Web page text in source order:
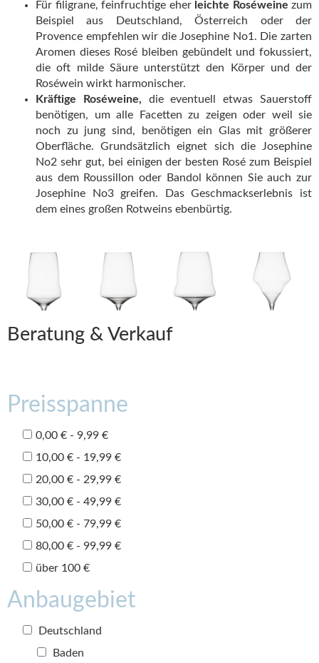
Für filigrane, feinfruchtige eher leichte Roséweine zum
Beispiel aus Deutschland, Österreich oder der
Provence empfehlen wir die Josephine No1. Die zarten
Aromen dieses Rosé bleiben gebündelt und fokussiert,
die oft milde Säure unterstützt den Körper und der
Roséwein wirkt harmonischer.
Kräftige Roséweine, die eventuell etwas Sauerstoff
benötigen, um alle Facetten zu zeigen oder weil sie
noch zu jung sind, benötigen ein Glas mit größerer
Oberfläche. Grundsätzlich eignet sich die Josephine
No2 sehr gut, bei einigen der besten Rosé zum Beispiel
aus dem Roussillon oder Bandol können Sie auch zur
Josephine No3 greifen. Das Geschmackserlebnis ist
dem eines großen Rotweins ebenbürtig.
Beratung & Verkauf
Preisspanne
0,00 € - 9,99 €
10,00 € - 19,99 €
20,00 € - 29,99 €
30,00 € - 49,99 €
50,00 € - 79,99 €
80,00 € - 99,99 €
über 100 €
Anbaugebiet
Deutschland
Baden